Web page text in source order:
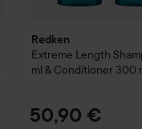
Redken
Extreme Length
ml & Conditioner 300
50,90 €